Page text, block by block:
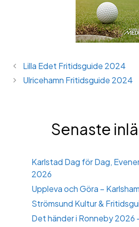
Lilla Edet Fritidsguide 2024
Ulricehamn Fritidsguide 2024
Senaste
Karlstad Dag för Dag,
2026
Uppleva och Göra –
Strömsund Kultur &
Det händer i Ronneby 2026